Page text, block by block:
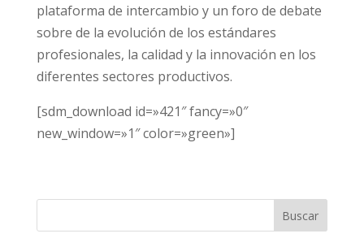
plataforma de intercambio y un foro de debate
sobre de la evolución de los estándares
profesionales, la calidad y la innovación en los
diferentes sectores productivos.
[sdm_download id=»421″ fancy=»0″
new_window=»1″ color=»green»]
Buscar